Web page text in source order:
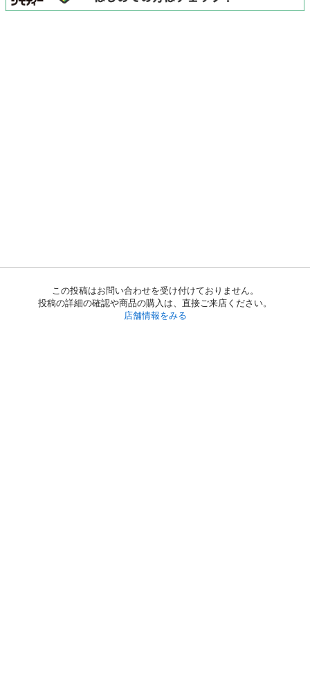
この投稿はお問い合わせを受け付けておりません。
投稿の詳細の確認や商品の購入は、直接ご来店ください。
店舗情報をみる